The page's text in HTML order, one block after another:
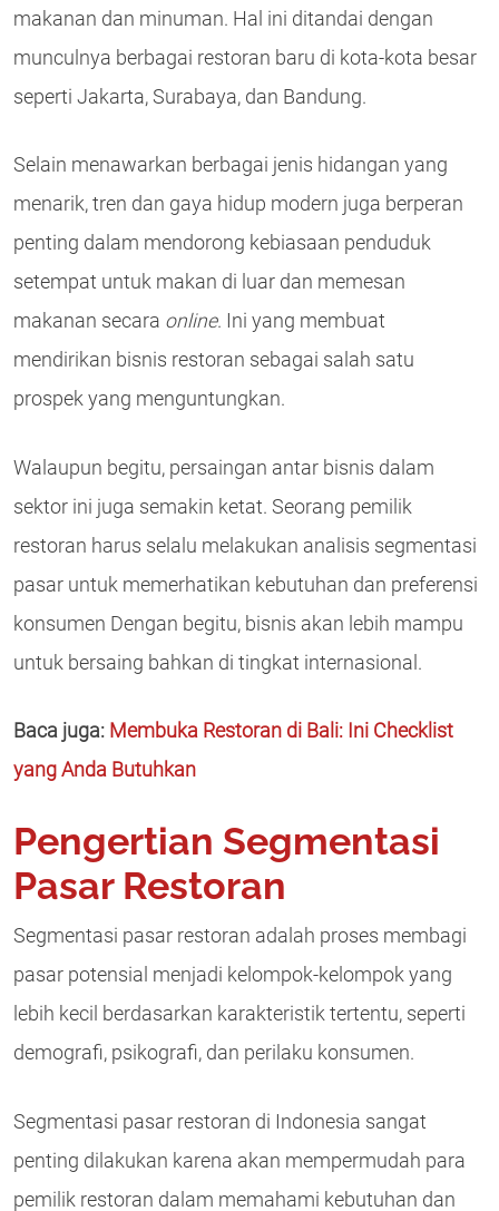
makanan dan minuman. Hal ini ditandai dengan
munculnya berbagai restoran baru di kota-kota besar
seperti Jakarta, Surabaya, dan Bandung.
Selain menawarkan berbagai jenis hidangan yang
menarik, tren dan gaya hidup modern juga berperan
penting dalam mendorong kebiasaan penduduk
setempat untuk makan di luar dan memesan
makanan secara online. Ini yang membuat
mendirikan bisnis restoran sebagai salah satu
prospek yang menguntungkan.
Walaupun begitu, persaingan antar bisnis dalam
sektor ini juga semakin ketat. Seorang pemilik
restoran harus selalu melakukan analisis segmentasi
pasar untuk memerhatikan kebutuhan dan preferensi
konsumen Dengan begitu, bisnis akan lebih mampu
untuk bersaing bahkan di tingkat internasional.
Baca juga: Membuka Restoran di Bali: Ini Checklist
yang Anda Butuhkan
Pengertian Segmentasi
Pasar Restoran
Segmentasi pasar restoran adalah proses membagi
pasar potensial menjadi kelompok-kelompok yang
lebih kecil berdasarkan karakteristik tertentu, seperti
demografi, psikografi, dan perilaku konsumen.
Segmentasi pasar restoran di Indonesia sangat
penting dilakukan karena akan mempermudah para
pemilik restoran dalam memahami kebutuhan dan